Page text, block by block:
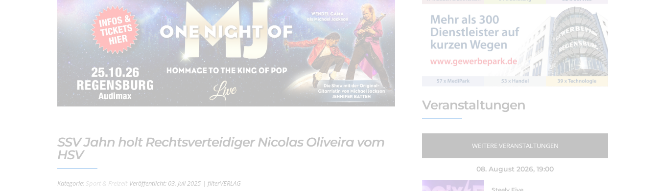
SSV Jahn holt Rechtsverteidiger Nicolas Oliveira vom
HSV
Kategorie: Sport & Freizeit Veröffentlicht: 03. Juli 2025 | filterVERLAG
Veranstaltungen
WEITERE VERANSTALTUNGEN
08. August 2026, 19:00